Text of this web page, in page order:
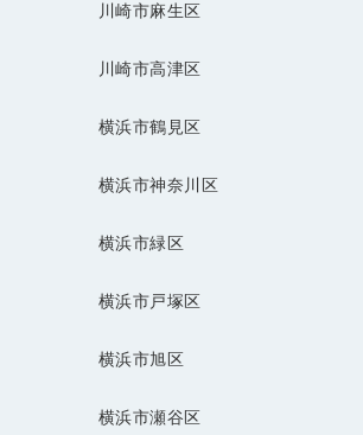
川崎市麻生区
川崎市高津区
横浜市鶴見区
横浜市神奈川区
横浜市緑区
横浜市戸塚区
横浜市旭区
横浜市瀬谷区